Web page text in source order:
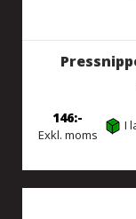
Exkl. moms
146 I